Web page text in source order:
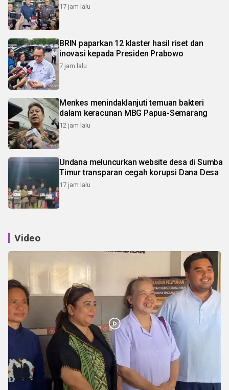
17 jam lalu
BRIN paparkan 12 klaster hasil riset dan
inovasi kepada Presiden Prabowo
7 jam lalu
Menkes menindaklanjuti temuan bakteri
dalam keracunan MBG Papua-Semarang
12 jam lalu
Undana meluncurkan website desa di Sumba
Timur transparan cegah korupsi Dana Desa
17 jam lalu
Video